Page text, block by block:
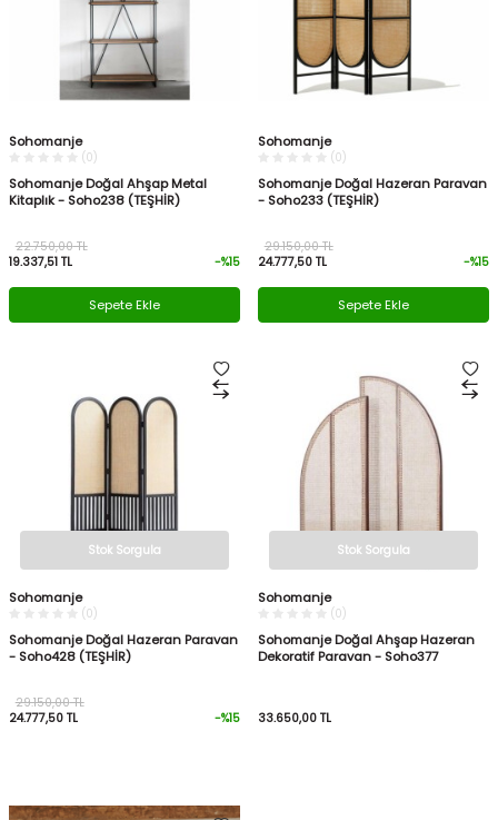
Sohomanje
(0)
Sohomanje Doğal Ahşap Metal
Kitaplık - Soho238 (TEŞHİR)
19.337,51 TL
22.750,00TL
-%15
Sepete Ekle
Sohomanje
(0)
Sohomanje Doğal Hazeran Paravan
- Soho233 (TEŞHİR)
24.777,50 TL
29.150,00TL
-%15
Sepete Ekle
Stok Sorgula
Sohomanje
(0)
Sohomanje Doğal Hazeran Paravan
- Soho428 (TEŞHİR)
24.777,50 TL
29.150,00TL
-%15
Stok Sorgula
Sohomanje
(0)
Sohomanje Doğal Ahşap Hazeran
Dekoratif Paravan - Soho377
33.650,00 TL